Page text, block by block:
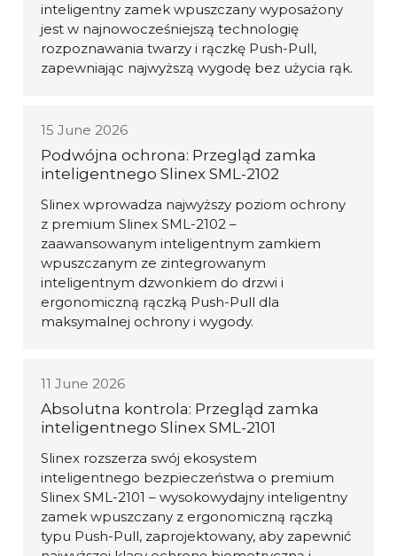
inteligentny zamek wpuszczany wyposażony
jest w najnowocześniejszą technologię
rozpoznawania twarzy i rączkę Push-Pull,
zapewniając najwyższą wygodę bez użycia rąk.
15 June 2026
Podwójna ochrona: Przegląd zamka
inteligentnego Slinex SML-2102
Slinex wprowadza najwyższy poziom ochrony
z premium Slinex SML-2102 –
zaawansowanym inteligentnym zamkiem
wpuszczanym ze zintegrowanym
inteligentnym dzwonkiem do drzwi i
ergonomiczną rączką Push-Pull dla
maksymalnej ochrony i wygody.
11 June 2026
Absolutna kontrola: Przegląd zamka
inteligentnego Slinex SML-2101
Slinex rozszerza swój ekosystem
inteligentnego bezpieczeństwa o premium
Slinex SML-2101 – wysokowydajny inteligentny
zamek wpuszczany z ergonomiczną rączką
typu Push-Pull, zaprojektowany, aby zapewnić